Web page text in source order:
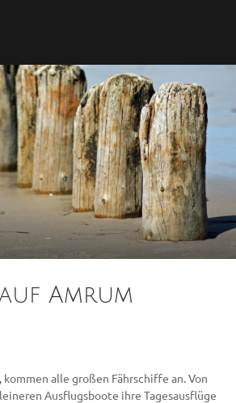
Amrum
alle großen Fährschiffe an. Von
Ausflugsboote ihre Tagesausflüge